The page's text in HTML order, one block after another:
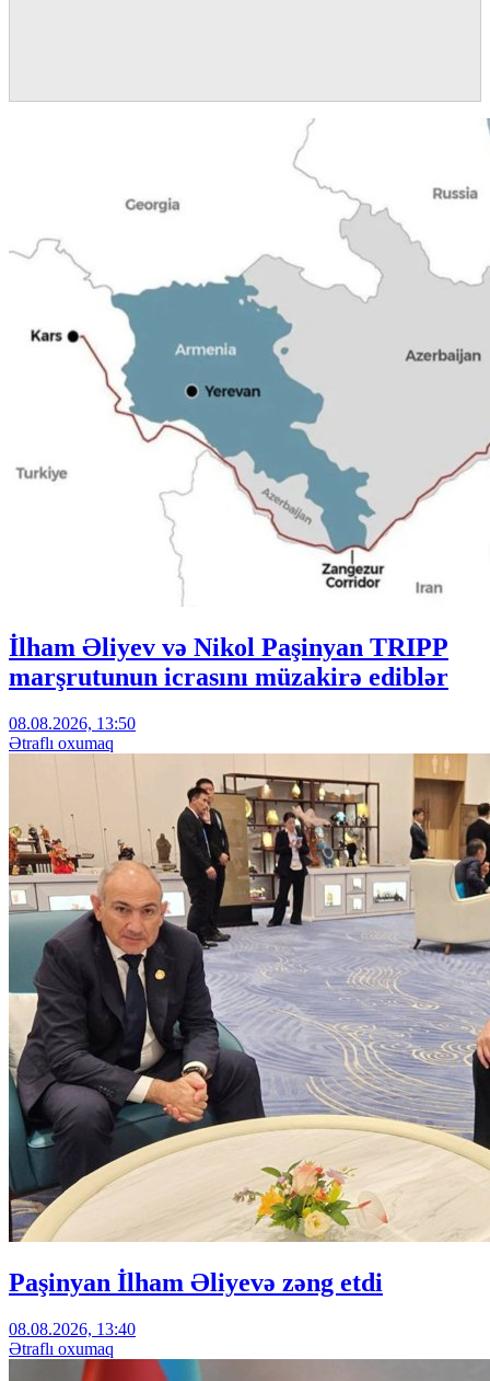
İlham Əliyev və Nikol Paşinyan TRIPP
marşrutunun icrasını müzakirə ediblər
08.08.2026, 13:50
Ətraflı oxumaq
Paşinyan İlham Əliyevə zəng etdi
08.08.2026, 13:40
Ətraflı oxumaq